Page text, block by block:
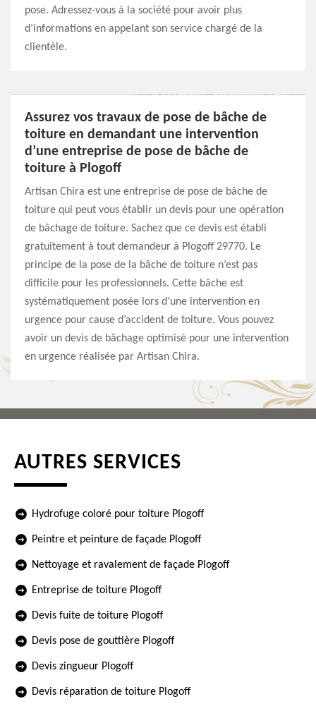
pose. Adressez-vous à la société pour avoir plus
d’informations en appelant son service chargé de la
clientèle.
Assurez vos travaux de pose de bâche de
toiture en demandant une intervention
d’une entreprise de pose de bâche de
toiture à Plogoff
Artisan Chira est une entreprise de pose de bâche de
toiture qui peut vous établir un devis pour une opération
de bâchage de toiture. Sachez que ce devis est établi
gratuitement à tout demandeur à Plogoff 29770. Le
principe de la pose de la bâche de toiture n’est pas
difficile pour les professionnels. Cette bâche est
systématiquement posée lors d’une intervention en
urgence pour cause d’accident de toiture. Vous pouvez
avoir un devis de bâchage optimisé pour une intervention
en urgence réalisée par Artisan Chira.
AUTRES SERVICES
Hydrofuge coloré pour toiture Plogoff
Peintre et peinture de façade Plogoff
Nettoyage et ravalement de façade Plogoff
Entreprise de toiture Plogoff
Devis fuite de toiture Plogoff
Devis pose de gouttière Plogoff
Devis zingueur Plogoff
Devis réparation de toiture Plogoff